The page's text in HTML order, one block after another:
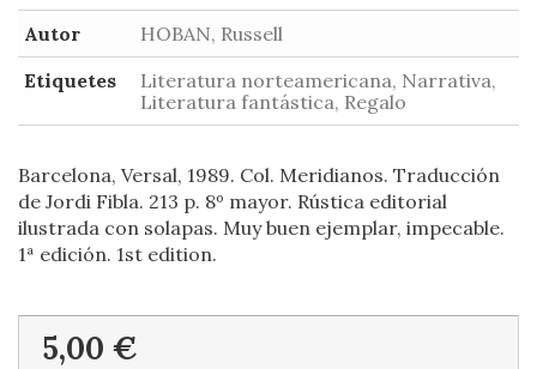
Autor
HOBAN, Russell
Etiquetes
Literatura norteamericana, Narrativa,
Literatura fantástica, Regalo
Barcelona, Versal, 1989. Col. Meridianos. Traducción
de Jordi Fibla. 213 p. 8º mayor. Rústica editorial
ilustrada con solapas. Muy buen ejemplar, impecable.
1ª edición. 1st edition.
5,00 €